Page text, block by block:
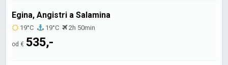
Egina, Angistri a Salamina
19°C 19°C 2h 50min
od € 535,-